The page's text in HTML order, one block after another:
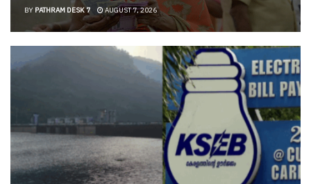
BY PATHRAM DESK 7 AUGUST 7, 2026